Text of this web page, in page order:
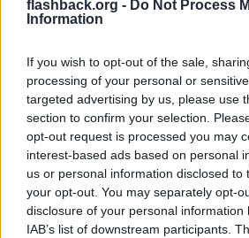
flashback.org - Do Not Process
Information
If you wish to opt-out of the sale,
processing of your personal or
targeted advertising by us, please use
section to confirm your selection.
opt-out request is processed you may
interest-based ads based on personal
us or personal information disclosed to
your opt-out. You may separately opt-
disclosure of your personal information
IAB’s list of downstream participants.
Jahbrah
Medlem
Citat:
Ursprungligen postat avGanonito
Håller fullständigt med. Förbjud skiten.
kom häromåret att de inte fick
noll nytta eftersom den inte efterföljs.